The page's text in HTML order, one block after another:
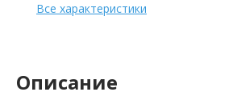
Все характеристики
Описание